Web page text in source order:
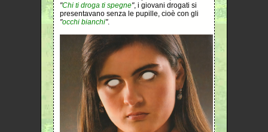
"Chi ti droga ti spegne", i giovani drogati si
presentavano senza le pupille, cioè con gli
"occhi bianchi".